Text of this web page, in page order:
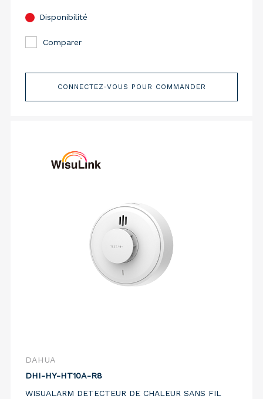
Disponibilité
Comparer
CONNECTEZ-VOUS POUR COMMANDER
DAHUA
DHI-HY-HT10A-R8
WISUALARM DETECTEUR DE CHALEUR SANS FIL